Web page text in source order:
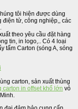
tôi hiện được dùng
điện tử, công nghiệp,, các
theo yêu cầu đặt hàng
tin, in logo,.. Có 4 loại
tấm Carton (sóng A, sóng
carton, sản xuất thùng
carton in offset khổ lớn vỏ